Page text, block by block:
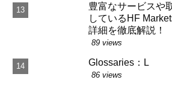
豊富なサービスや
しているHF
詳細を徹底解説！
89 views
Glossaries：L
86 views